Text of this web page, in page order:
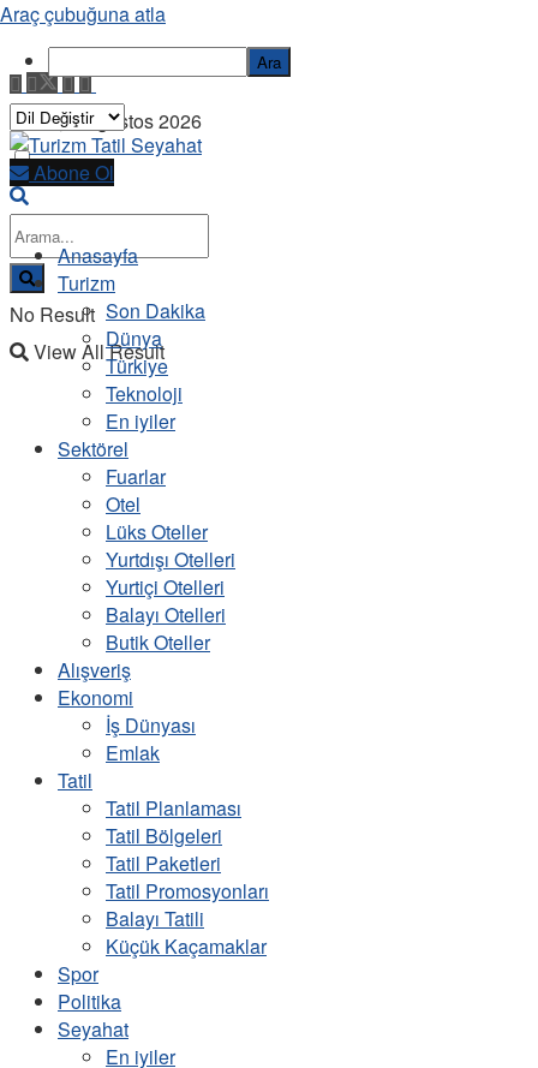
Pazar, 9 Ağustos 2026
No Result
View All Result
Abone Ol
Anasayfa
Turizm
Son Dakika
Dünya
Türkiye
Teknoloji
En iyiler
Sektörel
Fuarlar
Otel
Lüks Oteller
Yurtdışı Otelleri
Yurtiçi Otelleri
Balayı Otelleri
Butik Oteller
Alışveriş
Ekonomi
İş Dünyası
Emlak
Tatil
Tatil Planlaması
Tatil Bölgeleri
Tatil Paketleri
Tatil Promosyonları
Balayı Tatili
Küçük Kaçamaklar
Spor
Politika
Seyahat
En iyiler
Araç çubuğuna atla
Ara